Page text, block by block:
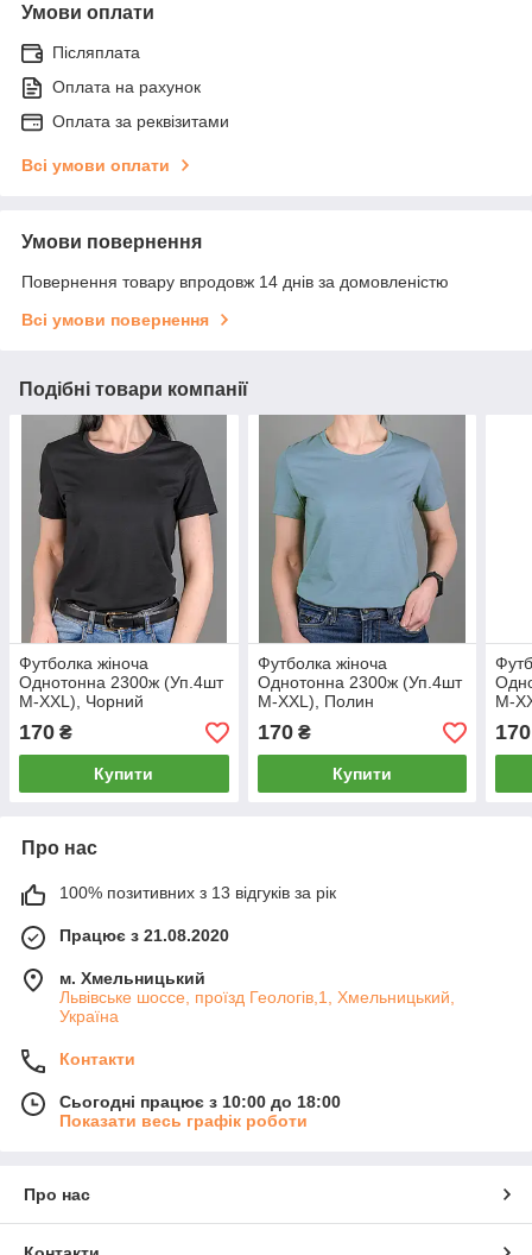
Умови оплати
Післяплата
Оплата на рахунок
Оплата за реквізитами
Всі умови оплати
Умови повернення
Повернення товару впродовж 14 днів за домовленістю
Всі умови повернення
Подібні товари компанії
Футболка жіноча
Однотонна 2300ж (Уп.4шт
M-XXL), Чорний
170 ₴
Купити
Футболка жіноча
Однотонна 2300ж (Уп.4шт
M-XXL), Полин
170₴
Купити
M-
170
Про нас
100% позитивних з 13 відгуків за рік
Працює з 21.08.2020
м. Хмельницький
Львівське шоссе, проїзд Геологів,1, Хмельницький,
Україна
Контакти
Сьогодні працює з 10:00 до 18:00
Показати весь графік роботи
Про нас